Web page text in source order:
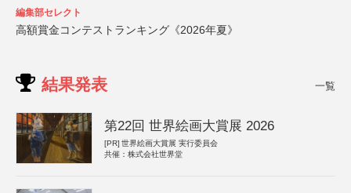
編集部セレクト
高額賞金コンテストランキング《2026年夏》
結果発表 一覧
第22回 世界絵画大賞展 2026
[PR] 世界絵画大賞展 実行委員会
共催：株式会社世界堂